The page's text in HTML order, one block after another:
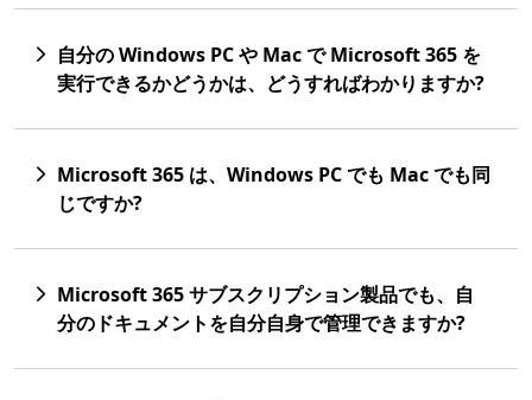
自分の Windows PC や Mac で Microsoft 365 を
実行できるかどうかは、どうすればわかりますか?
Microsoft 365 は、Windows PC でも Mac でも同
じですか?
Microsoft 365 サブスクリプション製品でも、自
分のドキュメントを自分自身で管理できますか?